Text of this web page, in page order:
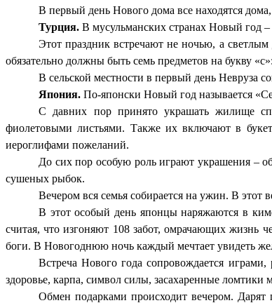
В первый день Нового дома все находятся дома,
Турция.В мусульманских странах Новый год –
Этот праздник встречают не ночью, а
обязательно должны быть семь предметов на букву
В сельской местности в первый день Невруза
Япония.По-японски Новый год называется
С давних пор принято украшать жилище
фиолетовыми листьями. Также их включают в
иероглифами пожеланий.
До сих пор особую роль играют украшения –
сушеных рыбок.
Вечером вся семья собирается на ужин. В
В этот особый день японцы наряжаются в
считая, что изгоняют 108 забот, омрачающих жизнь
боги. В Новогоднюю ночь каждый мечтает увидеть
Встреча Нового года сопровождается
здоровье, карпа, символ силы, засахаренные
Обмен подарками происходит вечером. Дарят